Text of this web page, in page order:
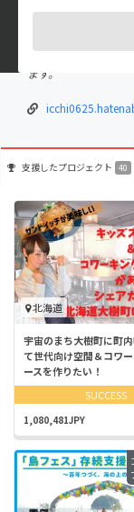
出身国：日本 出身
音楽フェス 人狼、
ロンの大会に向け
ます。
支援したプロジェクト 40
北海道
宇宙のまち大樹町に町
て世代向け空間＆コワ
ースを作りたい！
SUCCESS
1,080,481JPY